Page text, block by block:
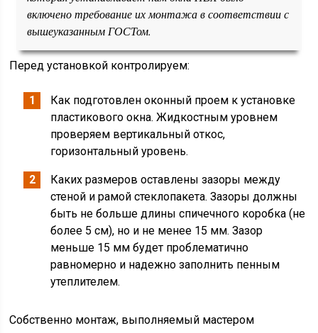
включено требование их монтажа в соответствии с
вышеуказанным ГОСТом.
Перед установкой контролируем:
Как подготовлен оконный проем к установке
пластикового окна. Жидкостным уровнем
проверяем вертикальный откос,
горизонтальный уровень.
Каких размеров оставлены зазоры между
стеной и рамой стеклопакета. Зазоры должны
быть не больше длины спичечного коробка (не
более 5 см), но и не менее 15 мм. Зазор
меньше 15 мм будет проблематично
равномерно и надежно заполнить пенным
утеплителем.
Собственно монтаж, выполняемый мастером